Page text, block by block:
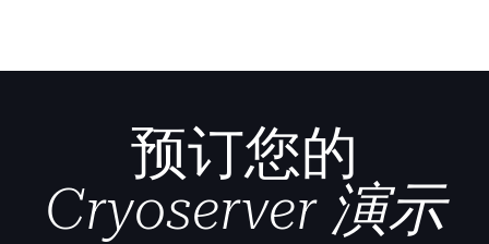
预订您的
Cryoserver 演示